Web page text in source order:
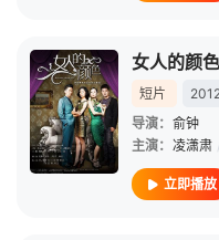
女人的颜
短片
导演： 俞钟
主演： 凌潇肃
立即播放